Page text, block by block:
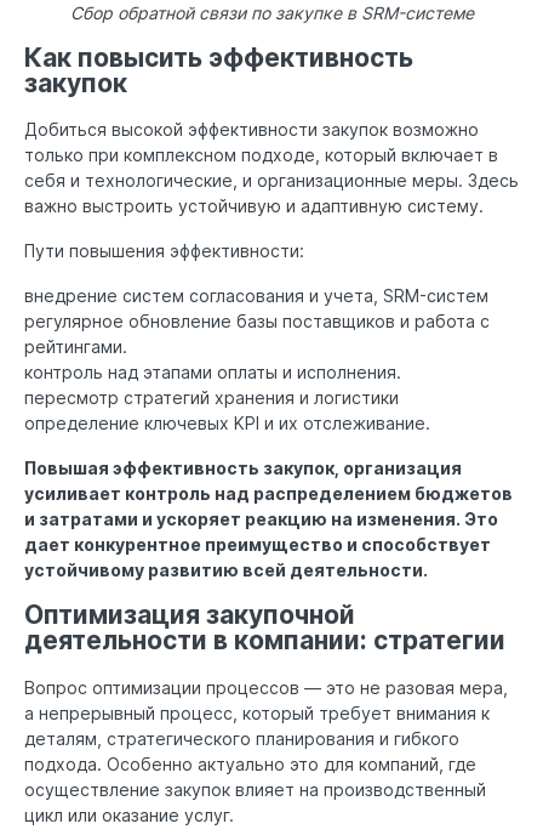
Сбор обратной связи по закупке в SRM-системе
Как повысить эффективность
закупок
Добиться высокой эффективности закупок возможно
только при комплексном подходе, который включает в
себя и технологические, и организационные меры. Здесь
важно выстроить устойчивую и адаптивную систему.
Пути повышения эффективности:
внедрение систем согласования и учета, SRM-систем
регулярное обновление базы поставщиков и работа с
рейтингами.
контроль над этапами оплаты и исполнения.
пересмотр стратегий хранения и логистики
определение ключевых KPI и их отслеживание.
Повышая эффективность закупок, организация
усиливает контроль над распределением бюджетов
и затратами и ускоряет реакцию на изменения. Это
дает конкурентное преимущество и способствует
устойчивому развитию всей деятельности.
Оптимизация закупочной
деятельности в компании: стратегии
Вопрос оптимизации процессов — это не разовая мера,
а непрерывный процесс, который требует внимания к
деталям, стратегического планирования и гибкого
подхода. Особенно актуально это для компаний, где
осуществление закупок влияет на производственный
цикл или оказание услуг.